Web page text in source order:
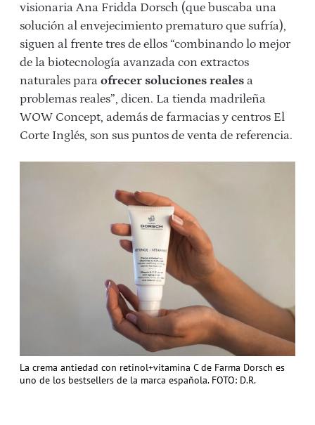
visionaria Ana Fridda Dorsch (que buscaba una
solución al envejecimiento prematuro que sufría),
siguen al frente tres de ellos “combinando lo mejor
de la biotecnología avanzada con extractos
naturales para ofrecer soluciones reales a
problemas reales”, dicen. La tienda madrileña
WOW Concept, además de farmacias y centros El
Corte Inglés, son sus puntos de venta de referencia.
La crema antiedad con retinol+vitamina C de Farma Dorsch es
uno de los bestsellers de la marca española. FOTO: D.R.